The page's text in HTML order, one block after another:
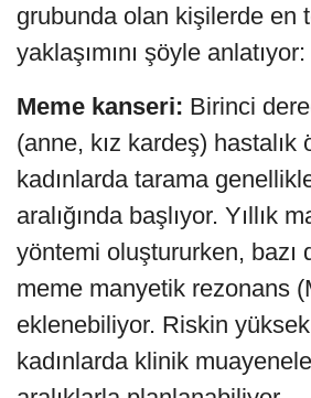
grubunda olan kişilerde en
yaklaşımını şöyle anlatıyor:
Meme kanseri: Birinci
(anne, kız kardeş) hastalık
kadınlarda tarama
aralığında başlıyor. Yıllık
yöntemi oluştururken, bazı
meme manyetik rezonans
eklenebiliyor. Riskin
kadınlarda klinik